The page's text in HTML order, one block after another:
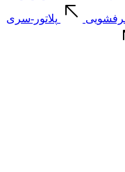
پلاتور-سری